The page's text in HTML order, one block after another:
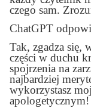
czego sam.
ChatGPT
Tak, zgadza się,
części w duchu
spojrzenia na
najbardziej
wykorzystasz
apologetycznym!